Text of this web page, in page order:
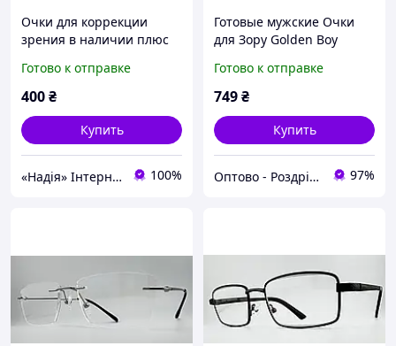
Очки для коррекции
зрения в наличии плюс
Готово к отправке
400₴
Купить
«Надія» Інтернет-Магазин 100%
Готовые мужские Очки
для Зору Golden Boy
Линзы, Черная Оправа с
Флексами, PD: 66-68 мм,
Готово к отправке
749₴
Купить
Оптово - Роздрібний інтернет - магазин "MONDO" 97%